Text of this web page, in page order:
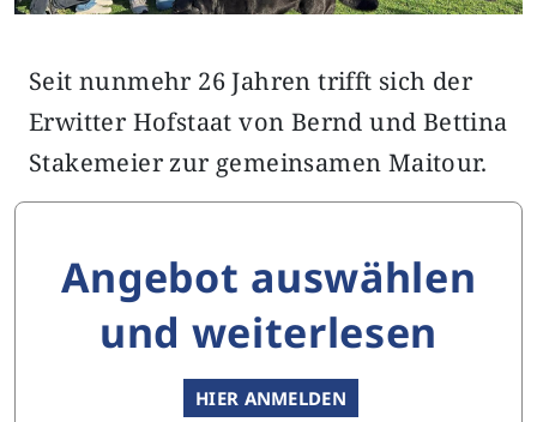
Seit nunmehr 26 Jahren trifft sich der
Erwitter Hofstaat von Bernd und Bettina
Stakemeier zur gemeinsamen Maitour.
Angebot auswählen
und weiterlesen
HIER ANMELDEN